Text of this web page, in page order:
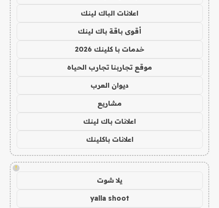
اعلانات الباك لينك
أقوى باقة باك لينك
خدمات با كلينك 2026
موقع تجاربنا تجارب الحياه
ديوان العرب
مشاريع
اعلانات باك لينك
اعلانات باكلينك
!
يلا شوت
yalla shoot